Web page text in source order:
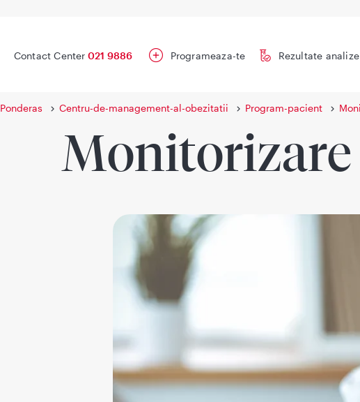
Contact Center 021 9886 Programeaza-te Rezultate analize
Ponderas Centru-de-management-al-obezitatii Program-pacient
Monitorizare